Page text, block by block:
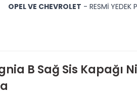
OPEL VE CHEVROLET - RESMİ YEDEK
B Sağ Sis Kapağı